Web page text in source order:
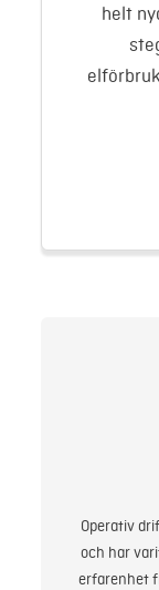
helt
Operativ
och har
erfarenhet